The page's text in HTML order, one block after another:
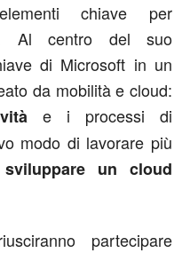
chiave per
Al centro del suo
di Microsoft in un
da mobilità e cloud:
e i processi di
modo di lavorare più
sviluppare un cloud
partecipare